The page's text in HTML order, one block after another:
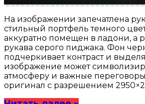
На изображении запечатлена
стильный портфель темного
аккуратно помещен в ладони, а
рукава серого пиджака. Фон
подчеркивает контраст и
изображение может
атмосферу и важные
оригинал с разрешением